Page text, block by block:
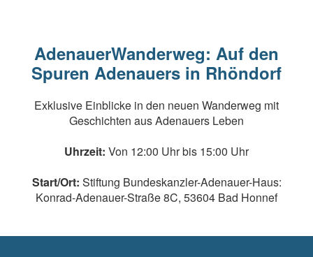
AdenauerWanderweg: Auf den
Spuren Adenauers in Rhöndorf
Exklusive Einblicke in den neuen Wanderweg mit
Geschichten aus Adenauers Leben
Uhrzeit: Von 12:00 Uhr bis 15:00 Uhr
Start/Ort: Stiftung Bundeskanzler-Adenauer-Haus:
Konrad-Adenauer-Straße 8C, 53604 Bad Honnef